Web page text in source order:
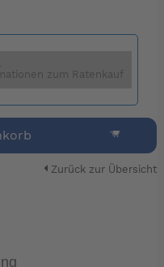
zum Ratenkauf
Zurück zur Übersicht